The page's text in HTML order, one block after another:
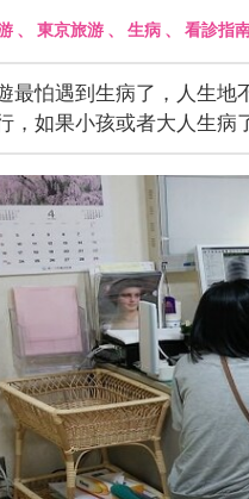
、 東京旅游、 生病、 看診指
最怕遇到生病了，人生
，如果小孩或者大人生病